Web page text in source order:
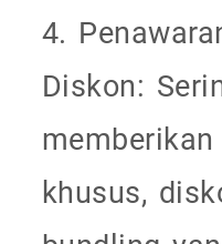
4.
Diskon:
khusus,